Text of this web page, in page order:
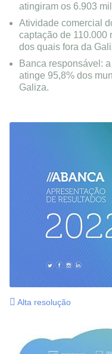
atingiram os 6.903
Atividade comercial
captação de 110.000
dos quais fora da
Banca responsável:
atinge 95,8% dos
Galiza.
Alta resolução